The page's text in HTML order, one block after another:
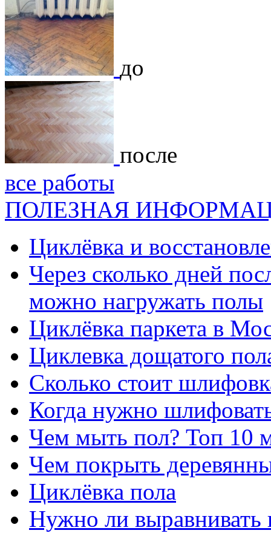
до
после
все работы
ПОЛЕЗНАЯ
Циклёвка и
Через сколько дней
можно нагружать полы
Циклёвка паркета в
Циклевка дощатого
Сколько стоит
Когда нужно
Чем мыть пол? Топ 10
Чем покрыть
Циклёвка пола
Нужно ли выравнивать